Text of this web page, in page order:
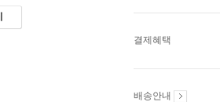
결제혜택
배송안내